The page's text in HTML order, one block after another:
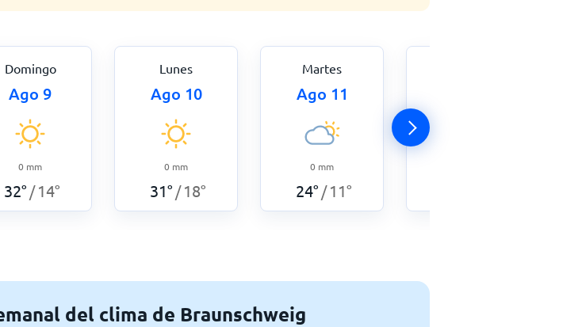
Domingo
Ago 9
0 mm
32° / 14°
Lunes
Ago 10
0 mm
31° / 18°
Martes
Ago 11
0 mm
24° / 11°
del clima de Braunschweig